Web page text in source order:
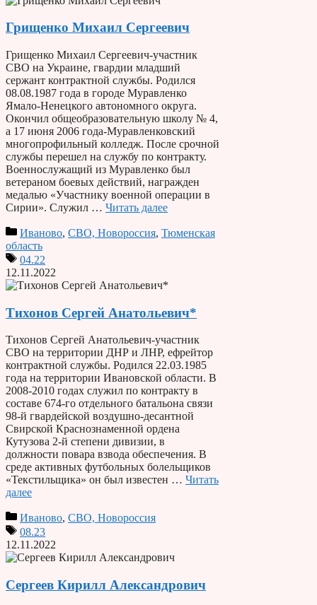
Грищенко Михаил Сергеевич
Грищенко Михаил Сергеевич-участник
СВО на Украине, гвардии младший
сержант контрактной службы. Родился
08.08.1987 года в городе Муравленко
Ямало-Ненецкого автономного округа.
Окончил общеобразовательную школу № 4,
а 17 июня 2006 года-Муравленковский
многопрофильный колледж. После срочной
службы перешел на службу по контракту.
Военнослужащий из Муравленко был
ветераном боевых действий, награжден
медалью «Участнику военной операции в
Сирии». Служил … Читать далее
Иваново, СВО, Новороссия, Тюменская
область
04.22
12.11.2022
Тихонов Сергей Анатольевич*
Тихонов Сергей Анатольевич-участник
СВО на территории ДНР и ЛНР, ефрейтор
контрактной службы. Родился 22.03.1985
года на территории Ивановской области. В
2008-2010 годах служил по контракту в
составе 674-го отдельного батальона связи
98-й гвардейской воздушно-десантной
Свирской Краснознаменной ордена
Кутузова 2-й степени дивизии, в
должности повара взвода обеспечения. В
среде активных футбольных болельщиков
«Текстильщика» он был известен … Читать
далее
Иваново, СВО, Новороссия
08.23
12.11.2022
Сергеев Кирилл Александрович